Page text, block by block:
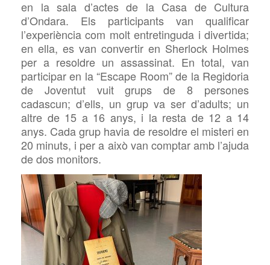
en la sala d’actes de la Casa de Cultura
d’Ondara. Els participants van qualificar
l’experiència com molt entretinguda i divertida;
en ella, es van convertir en Sherlock Holmes
per a resoldre un assassinat. En total, van
participar en la “Escape Room” de la Regidoria
de Joventut vuit grups de 8 persones
cadascun; d’ells, un grup va ser d’adults; un
altre de 15 a 16 anys, i la resta de 12 a 14
anys. Cada grup havia de resoldre el misteri en
20 minuts, i per a això van comptar amb l’ajuda
de dos monitors.